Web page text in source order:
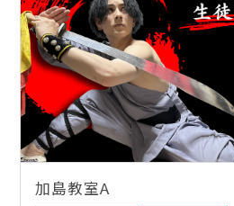
加島教室A